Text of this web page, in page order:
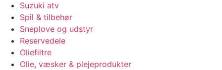
Suzuki atv
Spil & tilbehør
Sneplove og udstyr
Reservedele
Oliefiltre
Olie, væsker & plejeprodukter